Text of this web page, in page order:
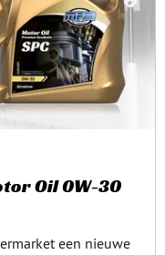
Oil 0W-30
een nieuwe